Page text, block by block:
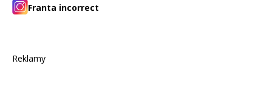
Franta incorrect
Reklamy